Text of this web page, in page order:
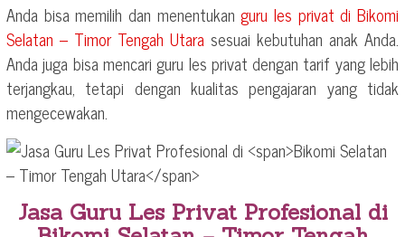
Anda bisa memilih dan menentukanguru les privat diBikomi
Selatan – Timor Tengah Utara sesuai kebutuhan anak Anda.
Anda juga bisa mencari guru les privat dengan tarif yang lebih
terjangkau, tetapi dengan kualitas pengajaran yang tidak
mengecewakan.
Jasa Guru Les Privat Profesional di